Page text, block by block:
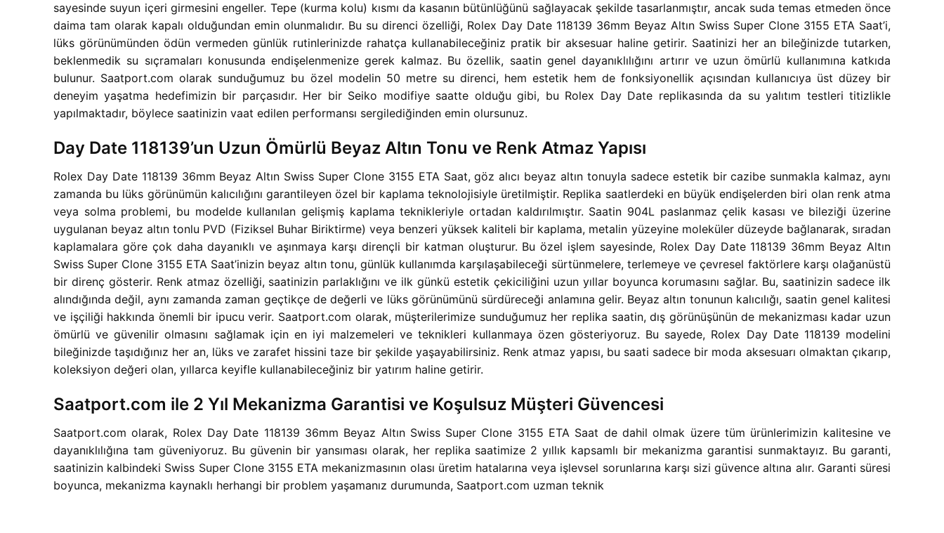
sayesinde suyun içeri girmesini engeller. Tepe (kurma kolu) kısmı da kasanın bütünlüğünü sağlayacak şekilde tasarlanmıştır, ancak suda temas etmeden önce
daima tam olarak kapalı olduğundan emin olunmalıdır. Bu su direnci özelliği, Rolex Day Date 118139 36mm Beyaz Altın Swiss Super Clone 3155 ETA Saat’i,
lüks görünümünden ödün vermeden günlük rutinlerinizde rahatça kullanabileceğiniz pratik bir aksesuar haline getirir. Saatinizi her an bileğinizde tutarken,
beklenmedik su sıçramaları konusunda endişelenmenize gerek kalmaz. Bu özellik, saatin genel dayanıklılığını artırır ve uzun ömürlü kullanımına katkıda
bulunur. Saatport.com olarak sunduğumuz bu özel modelin 50 metre su direnci, hem estetik hem de fonksiyonellik açısından kullanıcıya üst düzey bir
deneyim yaşatma hedefimizin bir parçasıdır. Her bir Seiko modifiye saatte olduğu gibi, bu Rolex Day Date replikasında da su yalıtım testleri titizlikle
yapılmaktadır, böylece saatinizin vaat edilen performansı sergilediğinden emin olursunuz.
Day Date 118139’un Uzun Ömürlü Beyaz Altın Tonu ve Renk Atmaz Yapısı
Rolex Day Date 118139 36mm Beyaz Altın Swiss Super Clone 3155 ETA Saat, göz alıcı beyaz altın tonuyla sadece estetik bir cazibe sunmakla kalmaz, aynı
zamanda bu lüks görünümün kalıcılığını garantileyen özel bir kaplama teknolojisiyle üretilmiştir. Replika saatlerdeki en büyük endişelerden biri olan renk atma
veya solma problemi, bu modelde kullanılan gelişmiş kaplama teknikleriyle ortadan kaldırılmıştır. Saatin 904L paslanmaz çelik kasası ve bileziği üzerine
uygulanan beyaz altın tonlu PVD (Fiziksel Buhar Biriktirme) veya benzeri yüksek kaliteli bir kaplama, metalin yüzeyine moleküler düzeyde bağlanarak, sıradan
kaplamalara göre çok daha dayanıklı ve aşınmaya karşı dirençli bir katman oluşturur. Bu özel işlem sayesinde, Rolex Day Date 118139 36mm Beyaz Altın
Swiss Super Clone 3155 ETA Saat’inizin beyaz altın tonu, günlük kullanımda karşılaşabileceği sürtünmelere, terlemeye ve çevresel faktörlere karşı olağanüstü
bir direnç gösterir. Renk atmaz özelliği, saatinizin parlaklığını ve ilk günkü estetik çekiciliğini uzun yıllar boyunca korumasını sağlar. Bu, saatinizin sadece ilk
alındığında değil, aynı zamanda zaman geçtikçe de değerli ve lüks görünümünü sürdüreceği anlamına gelir. Beyaz altın tonunun kalıcılığı, saatin genel kalitesi
ve işçiliği hakkında önemli bir ipucu verir. Saatport.com olarak, müşterilerimize sunduğumuz her replika saatin, dış görünüşünün de mekanizması kadar uzun
ömürlü ve güvenilir olmasını sağlamak için en iyi malzemeleri ve teknikleri kullanmaya özen gösteriyoruz. Bu sayede, Rolex Day Date 118139 modelini
bileğinizde taşıdığınız her an, lüks ve zarafet hissini taze bir şekilde yaşayabilirsiniz. Renk atmaz yapısı, bu saati sadece bir moda aksesuarı olmaktan çıkarıp,
koleksiyon değeri olan, yıllarca keyifle kullanabileceğiniz bir yatırım haline getirir.
Saatport.com ile 2 Yıl Mekanizma Garantisi ve Koşulsuz Müşteri Güvencesi
Saatport.com olarak, Rolex Day Date 118139 36mm Beyaz Altın Swiss Super Clone 3155 ETA Saat de dahil olmak üzere tüm ürünlerimizin kalitesine ve
dayanıklılığına tam güveniyoruz. Bu güvenin bir yansıması olarak, her replika saatimize 2 yıllık kapsamlı bir mekanizma garantisi sunmaktayız. Bu garanti,
saatinizin kalbindeki Swiss Super Clone 3155 ETA mekanizmasının olası üretim hatalarına veya işlevsel sorunlarına karşı sizi güvence altına alır. Garanti süresi
boyunca, mekanizma kaynaklı herhangi bir problem yaşamanız durumunda, Saatport.com uzman teknik